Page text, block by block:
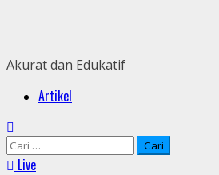
Akurat dan Edukatif
PrimaryArtikel
Cari
untuk:
Live